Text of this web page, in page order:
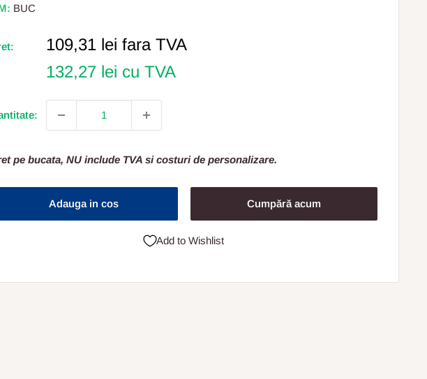
BUC
Pret
109,31 lei fara TVA
132,27 lei cu TVA
pe bucata, NU include TVA si costuri de personalizare.
Adauga in cos Cumpără acum
Add to Wishlist